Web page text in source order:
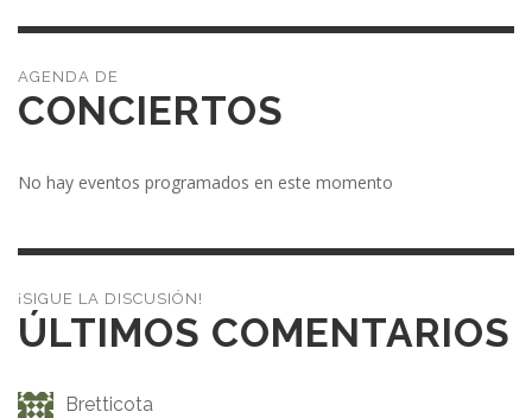
CONCIERTOS
No hay eventos programados en este momento
¡SIGUE LA DISCUSIÓN!
ÚLTIMOS COMENTARIOS
Bretticota